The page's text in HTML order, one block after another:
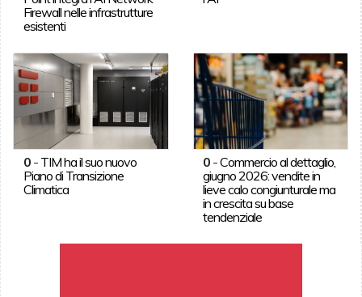
Firewall nelle infrastrutture
esistenti
0- TIM ha il suo nuovo
Piano di Transizione
Climatica
0 -Commercio al dettaglio,
giugno 2026: vendite in
lieve calo congiunturale ma
in crescita su base
tendenziale